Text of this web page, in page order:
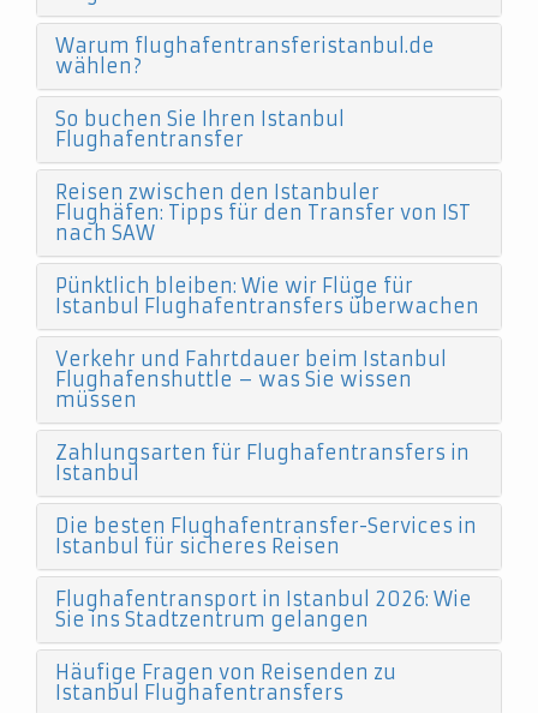
Warum flughafentransferistanbul.de
wählen?
So buchen Sie Ihren Istanbul
Flughafentransfer
Reisen zwischen den Istanbuler
Flughäfen: Tipps für den Transfer von IST
nach SAW
Pünktlich bleiben: Wie wir Flüge für
Istanbul Flughafentransfers überwachen
Verkehr und Fahrtdauer beim Istanbul
Flughafenshuttle – was Sie wissen
müssen
Zahlungsarten für Flughafentransfers in
Istanbul
Die besten Flughafentransfer-Services in
Istanbul für sicheres Reisen
Flughafentransport in Istanbul 2026: Wie
Sie ins Stadtzentrum gelangen
Häufige Fragen von Reisenden zu
Istanbul Flughafentransfers